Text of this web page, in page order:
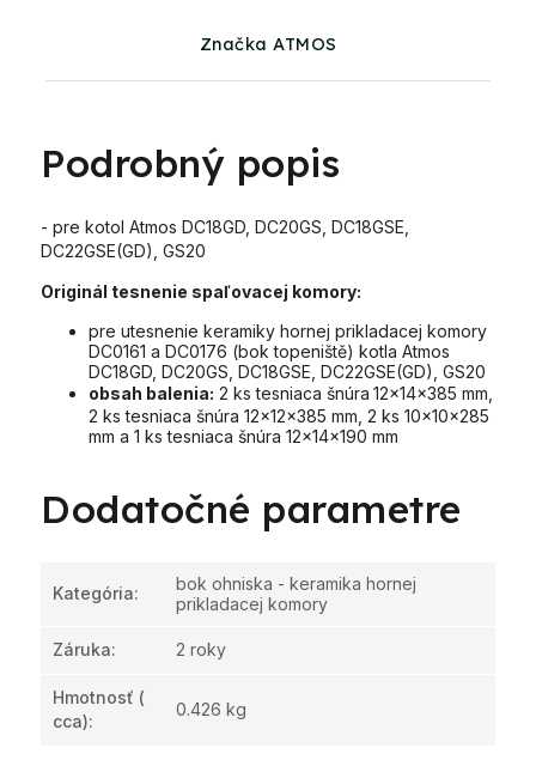
Značka ATMOS
Podrobný popis
- pre kotol Atmos DC18GD, DC20GS, DC18GSE,
DC22GSE(GD), GS20
Originál tesnenie spaľovacej komory:
pre utesnenie keramiky hornej prikladacej komory
DC0161 a DC0176 (bok topeniště) kotla Atmos
DC18GD, DC20GS, DC18GSE, DC22GSE(GD), GS20
obsah balenia: 2 ks tesniaca šnúra 12x14x385 mm,
2 ks tesniaca šnúra 12x12x385 mm, 2 ks 10x10x285
mm a 1 ks tesniaca šnúra 12x14x190 mm
Dodatočné parametre
Kategória:
bok ohniska - keramika hornej
prikladacej komory
Záruka: 2 roky
Hmotnosť (
cca):
0.426 kg